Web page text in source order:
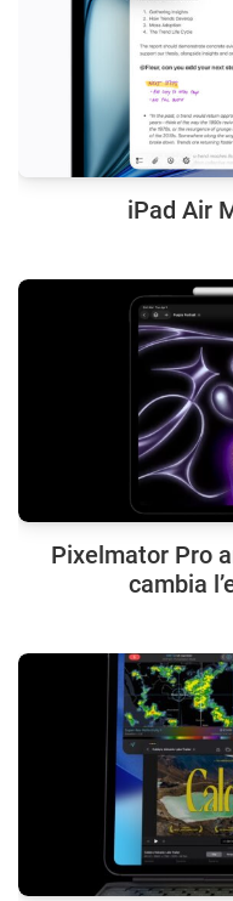
iPad Air
Pixelmator Pro
cambia